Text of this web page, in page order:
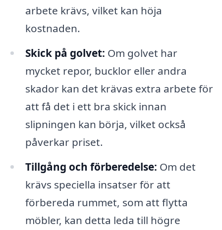
arbete krävs, vilket kan höja
kostnaden.
Skick på golvet: Om golvet har
mycket repor, bucklor eller andra
skador kan det krävas extra arbete för
att få det i ett bra skick innan
slipningen kan börja, vilket också
påverkar priset.
Tillgång och förberedelse: Om det
krävs speciella insatser för att
förbereda rummet, som att flytta
möbler, kan detta leda till högre